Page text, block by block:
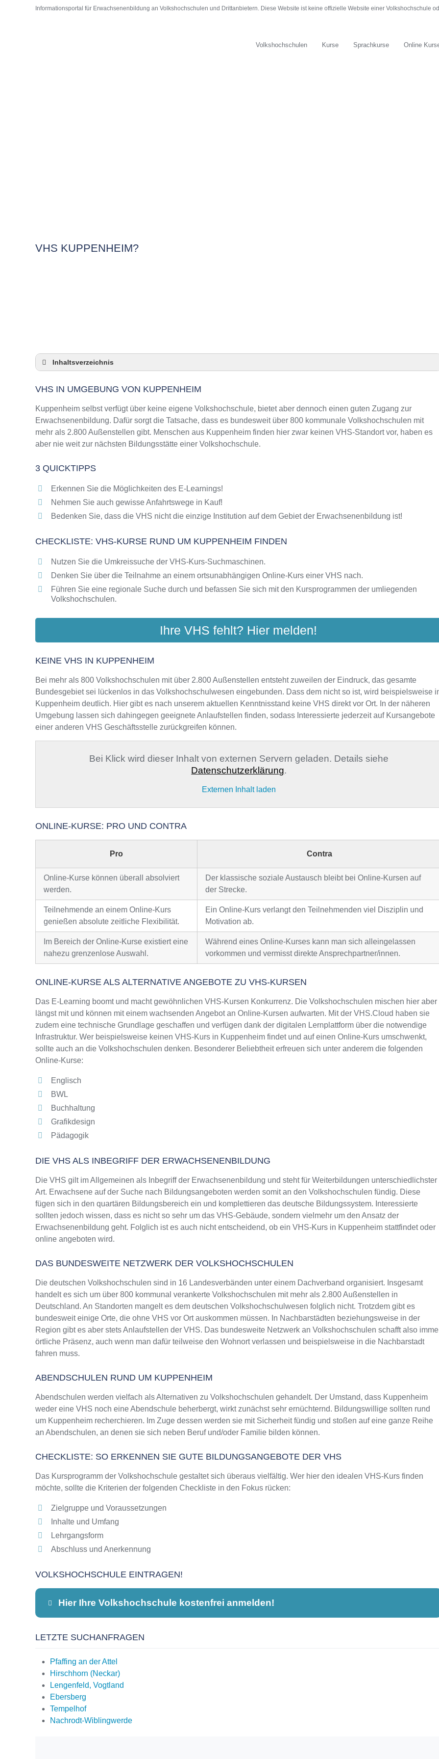
Informationsportal für Erwachsenenbildung an Volkshochschulen und Drittanbietern. Diese Website ist keine offizielle Website einer Volkshochschule
Volkshochschulen Kurse Sprachkurse Online
VHS KUPPENHEIM?
Inhaltsverzeichnis
3 Quicktipps
Checkliste: VHS-Kurse rund um Kuppenheim finden
Keine VHS in Kuppenheim
Online-Kurse: Pro und Contra
Online-Kurse als alternative Angebote zu VHS-Kursen
Das bundesweite Netzwerk der Volkshochschulen
Abendschulen rund um Kuppenheim
Checkliste: So erkennen Sie gute Bildungsangebote der VHS
VHS IN UMGEBUNG VON KUPPENHEIM
Kuppenheim selbst verfügt über keine eigene Volkshochschule, bietet aber dennoch einen guten Zugang zur
Erwachsenenbildung. Dafür sorgt die Tatsache, dass es bundesweit über 800 kommunale Volkshochschulen mit
mehr als 2.800 Außenstellen gibt. Menschen aus Kuppenheim finden hier zwar keinen VHS-Standort vor, haben es
aber nie weit zur nächsten Bildungsstätte einer Volkshochschule.
3 QUICKTIPPS
Erkennen Sie die Möglichkeiten des E-Learnings!
Nehmen Sie auch gewisse Anfahrtswege in Kauf!
Bedenken Sie, dass die VHS nicht die einzige Institution auf dem Gebiet der Erwachsenenbildung ist!
CHECKLISTE: VHS-KURSE RUND UM KUPPENHEIM FINDEN
Nutzen Sie die Umkreissuche der VHS-Kurs-Suchmaschinen.
Denken Sie über die Teilnahme an einem ortsunabhängigen Online-Kurs einer VHS nach.
Führen Sie eine regionale Suche durch und befassen Sie sich mit den Kursprogrammen der umliegenden
Volkshochschulen.
Ihre VHS fehlt? Hier melden!
KEINE VHS IN KUPPENHEIM
Bei mehr als 800 Volkshochschulen mit über 2.800 Außenstellen entsteht zuweilen der Eindruck, das gesamte
Bundesgebiet sei lückenlos in das Volkshochschulwesen eingebunden. Dass dem nicht so ist, wird beispielsweise
Kuppenheim deutlich. Hier gibt es nach unserem aktuellen Kenntnisstand keine VHS direkt vor Ort. In der näheren
Umgebung lassen sich dahingegen geeignete Anlaufstellen finden, sodass Interessierte jederzeit auf Kursangebote
einer anderen VHS Geschäftsstelle zurückgreifen können.
Bei Klick wird dieser Inhalt von externen Servern geladen. Details siehe
Datenschutzerklärung.
Externen Inhalt laden
ONLINE-KURSE: PRO UND CONTRA
Pro Contra
Online-Kurse können überall absolviert
werden.
Der klassische soziale Austausch bleibt bei Online-Kursen auf
der Strecke.
Teilnehmende an einem Online-Kurs
genießen absolute zeitliche Flexibilität.
Ein Online-Kurs verlangt den Teilnehmenden viel Disziplin und
Motivation ab.
Im Bereich der Online-Kurse existiert eine
nahezu grenzenlose Auswahl.
Während eines Online-Kurses kann man sich alleingelassen
vorkommen und vermisst direkte Ansprechpartner/innen.
ONLINE-KURSE ALS ALTERNATIVE ANGEBOTE ZU VHS-KURSEN
Das E-Learning boomt und macht gewöhnlichen VHS-Kursen Konkurrenz. Die Volkshochschulen mischen hier aber
längst mit und können mit einem wachsenden Angebot an Online-Kursen aufwarten. Mit der VHS.Cloud haben sie
zudem eine technische Grundlage geschaffen und verfügen dank der digitalen Lernplattform über die notwendige
Infrastruktur. Wer beispielsweise keinen VHS-Kurs in Kuppenheim findet und auf einen Online-Kurs umschwenkt,
sollte auch an die Volkshochschulen denken. Besonderer Beliebtheit erfreuen sich unter anderem die folgenden
Online-Kurse:
Englisch
BWL
Buchhaltung
Grafikdesign
Pädagogik
DIE VHS ALS INBEGRIFF DER ERWACHSENENBILDUNG
Die VHS gilt im Allgemeinen als Inbegriff der Erwachsenenbildung und steht für Weiterbildungen unterschiedlichster
Art. Erwachsene auf der Suche nach Bildungsangeboten werden somit an den Volkshochschulen fündig. Diese
fügen sich in den quartären Bildungsbereich ein und komplettieren das deutsche Bildungssystem. Interessierte
sollten jedoch wissen, dass es nicht so sehr um das VHS-Gebäude, sondern vielmehr um den Ansatz der
Erwachsenenbildung geht. Folglich ist es auch nicht entscheidend, ob ein VHS-Kurs in Kuppenheim stattfindet oder
online angeboten wird.
DAS BUNDESWEITE NETZWERK DER VOLKSHOCHSCHULEN
Die deutschen Volkshochschulen sind in 16 Landesverbänden unter einem Dachverband organisiert. Insgesamt
handelt es sich um über 800 kommunal verankerte Volkshochschulen mit mehr als 2.800 Außenstellen in
Deutschland. An Standorten mangelt es dem deutschen Volkshochschulwesen folglich nicht. Trotzdem gibt es
bundesweit einige Orte, die ohne VHS vor Ort auskommen müssen. In Nachbarstädten beziehungsweise in der
Region gibt es aber stets Anlaufstellen der VHS. Das bundesweite Netzwerk an Volkshochschulen schafft also
örtliche Präsenz, auch wenn man dafür teilweise den Wohnort verlassen und beispielsweise in die Nachbarstadt
fahren muss.
ABENDSCHULEN RUND UM KUPPENHEIM
Abendschulen werden vielfach als Alternativen zu Volkshochschulen gehandelt. Der Umstand, dass Kuppenheim
weder eine VHS noch eine Abendschule beherbergt, wirkt zunächst sehr ernüchternd. Bildungswillige sollten rund
um Kuppenheim recherchieren. Im Zuge dessen werden sie mit Sicherheit fündig und stoßen auf eine ganze Reihe
an Abendschulen, an denen sie sich neben Beruf und/oder Familie bilden können.
CHECKLISTE: SO ERKENNEN SIE GUTE BILDUNGSANGEBOTE DER VHS
Das Kursprogramm der Volkshochschule gestaltet sich überaus vielfältig. Wer hier den idealen VHS-Kurs finden
möchte, sollte die Kriterien der folgenden Checkliste in den Fokus rücken:
Zielgruppe und Voraussetzungen
Inhalte und Umfang
Lehrgangsform
Abschluss und Anerkennung
VOLKSHOCHSCHULE EINTRAGEN!
Hier Ihre Volkshochschule kostenfrei anmelden!
Name*
LETZTE SUCHANFRAGEN
Pfaffing an der Attel
Hirschhorn (Neckar)
Lengenfeld, Vogtland
Ebersberg
Tempelhof
Nachrodt-Wiblingwerde